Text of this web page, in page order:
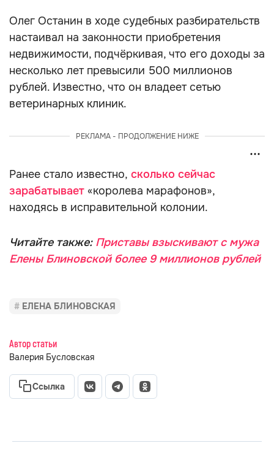
Олег Останин в ходе судебных разбирательств
настаивал на законности приобретения
недвижимости, подчёркивая, что его доходы за
несколько лет превысили 500 миллионов
рублей. Известно, что он владеет сетью
ветеринарных клиник.
РЕКЛАМА - ПРОДОЛЖЕНИЕ НИЖЕ
Ранее стало известно, сколько сейчас
зарабатывает «королева марафонов»,
находясь в исправительной колонии.
Читайте также: Приставы взыскивают с мужа
Елены Блиновской более 9 миллионов рублей
ЕЛЕНА БЛИНОВСКАЯ
Автор статьи
Валерия Бусловская
Ссылка